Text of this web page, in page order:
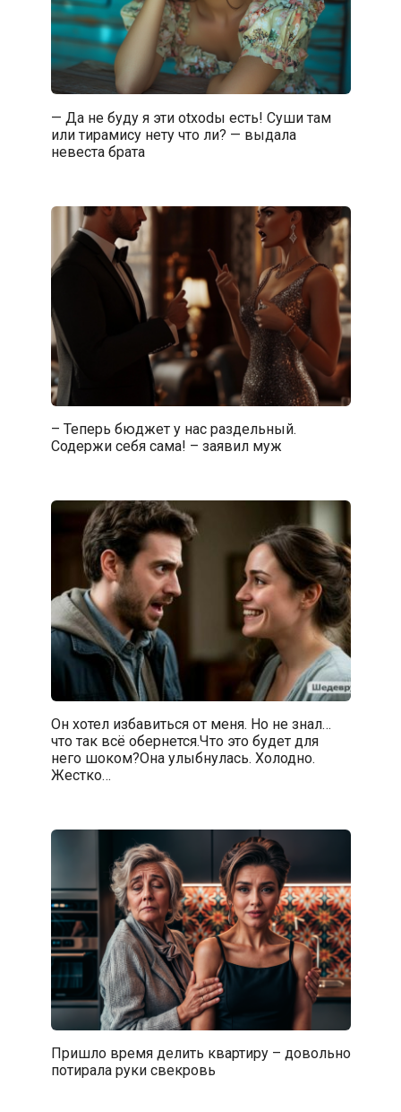
— Да не буду я эти оtхоdы есть! Суши там
или тирамису нету что ли? — выдала
невеста брата
– Теперь бюджет у нас раздельный.
Содержи себя сама! – заявил муж
Он хотел избавиться от меня. Но не знал…
что так всё обернется.Что это будет для
него шоком?Она улыбнулась. Холодно.
Жестко…
Пришло время делить квартиру – довольно
потирала руки свекровь